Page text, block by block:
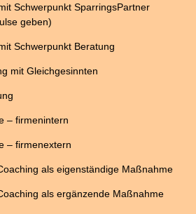
Schwerpunkt SparringsPartner
geben)
Schwerpunkt Beratung
mit Gleichgesinnten
– firmenintern
– firmenextern
als eigenständige Maßnahme
als ergänzende Maßnahme